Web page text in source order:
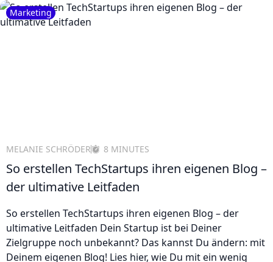
Marketing
MELANIE SCHRÖDER 8 MINUTES
So erstellen TechStartups ihren eigenen Blog –
der ultimative Leitfaden
So erstellen TechStartups ihren eigenen Blog – der
ultimative Leitfaden Dein Startup ist bei Deiner
Zielgruppe noch unbekannt? Das kannst Du ändern: mit
Deinem eigenen Blog! Lies hier, wie Du mit ein wenig